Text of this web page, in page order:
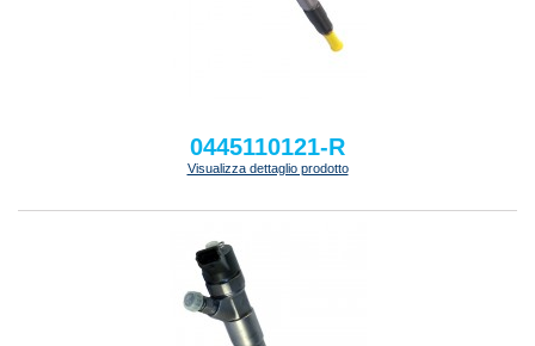
0445110121-R
Visualizza dettaglio prodotto